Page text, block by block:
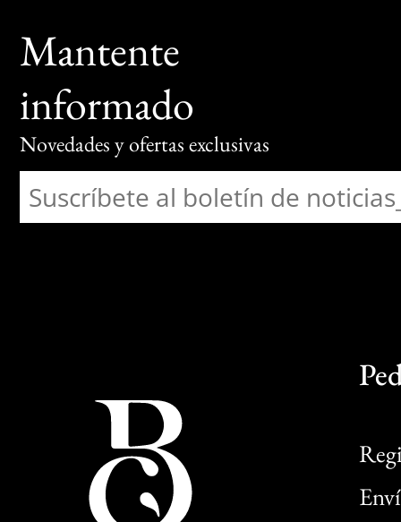
Mantente
informado
Novedades y ofertas exclusivas